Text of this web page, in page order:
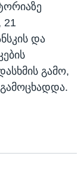
21
და
გამო,